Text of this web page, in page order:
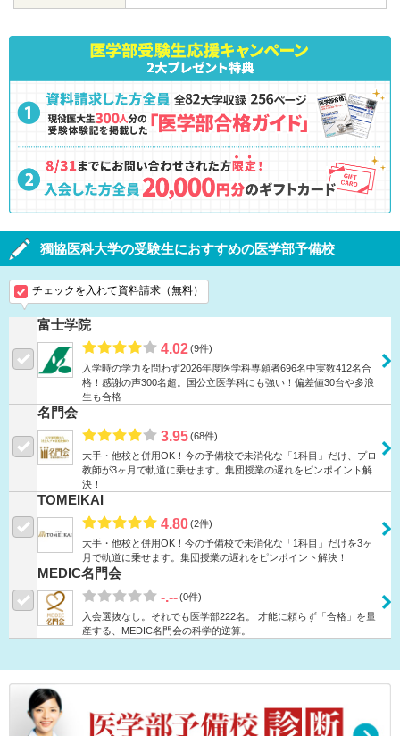
獨協医科大学の受験生におすすめの医学部予備校
チェックを入れて資料請求（無料）
富士学院
4.02(9件)
入学時の学力を問わず2026年度医学科専願者696名中実数412名合
格！感謝の声300名超。国公立医学科にも強い！偏差値30台や多浪
生も合格
名門会
3.95(68件)
大手・他校と併用OK！今の予備校で未消化な「1科目」だけ、プロ
教師が3ヶ月で軌道に乗せます。集団授業の遅れをピンポイント解
決！
TOMEIKAI
4.80(2件)
大手・他校と併用OK！今の予備校で未消化な「1科目」だけを3ヶ
月で軌道に乗せます。集団授業の遅れをピンポイント解決！
MEDIC名門会
-.--(0件)
入会選抜なし。それでも医学部222名。 才能に頼らず「合格」を量
産する、MEDIC名門会の科学的逆算。